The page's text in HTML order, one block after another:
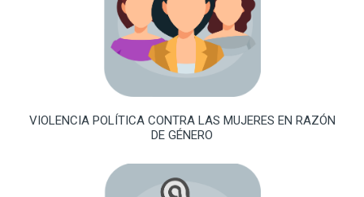
VIOLENCIA POLÍTICA CONTRA LAS MUJERES EN RAZÓN
DE GÉNERO